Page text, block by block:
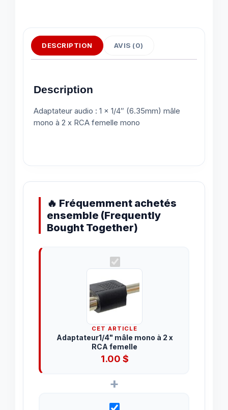
DESCRIPTION AVIS (0)
Description
Adaptateur audio : 1 x 1/4″ (6.35mm) mâle
mono à 2 x RCA femelle mono
🔥 Fréquemment achetés
ensemble (Frequently
Bought Together)
CET ARTICLE
Adaptateur1/4" mâle mono à 2 x
RCA femelle
1.00 $
+